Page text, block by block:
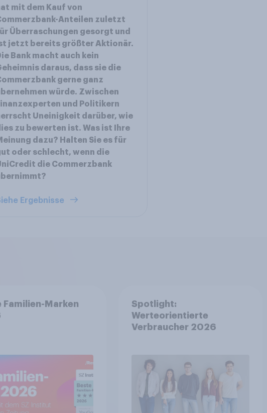
mit dem Kauf von
Anteilen zuletzt
Überraschungen gesorgt und
jetzt bereits größter Aktionär.
Bank macht auch kein
daraus, dass sie die
gerne ganz
würde. Zwischen
und Politikern
Uneinigkeit darüber, wie
zu bewerten ist. Was ist Ihre
dazu? Halten Sie es für
oder schlecht, wenn die
die Commerzbank
Ergebnisse
Familien-Marken
Spotlight:
Werteorientierte
Verbraucher 2026